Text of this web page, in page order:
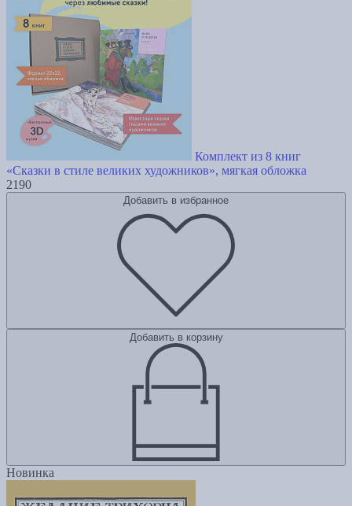
Комплект из 8 книг
«Сказки в стиле великих художников», мягкая обложка
2190
Добавить в избранное
Добавить в корзину
Новинка